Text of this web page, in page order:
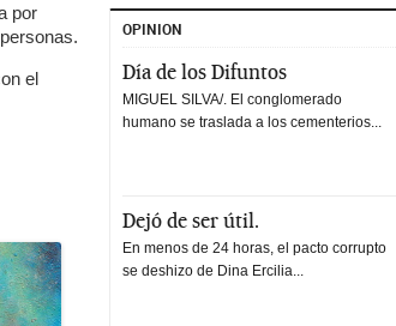
por
el
OPINION
Día de los Difuntos
MIGUEL SILVA/. El conglomerado
humano se traslada a los cementerios...
Dejó de ser útil.
En menos de 24 horas, el pacto corrupto
se deshizo de Dina Ercilia...